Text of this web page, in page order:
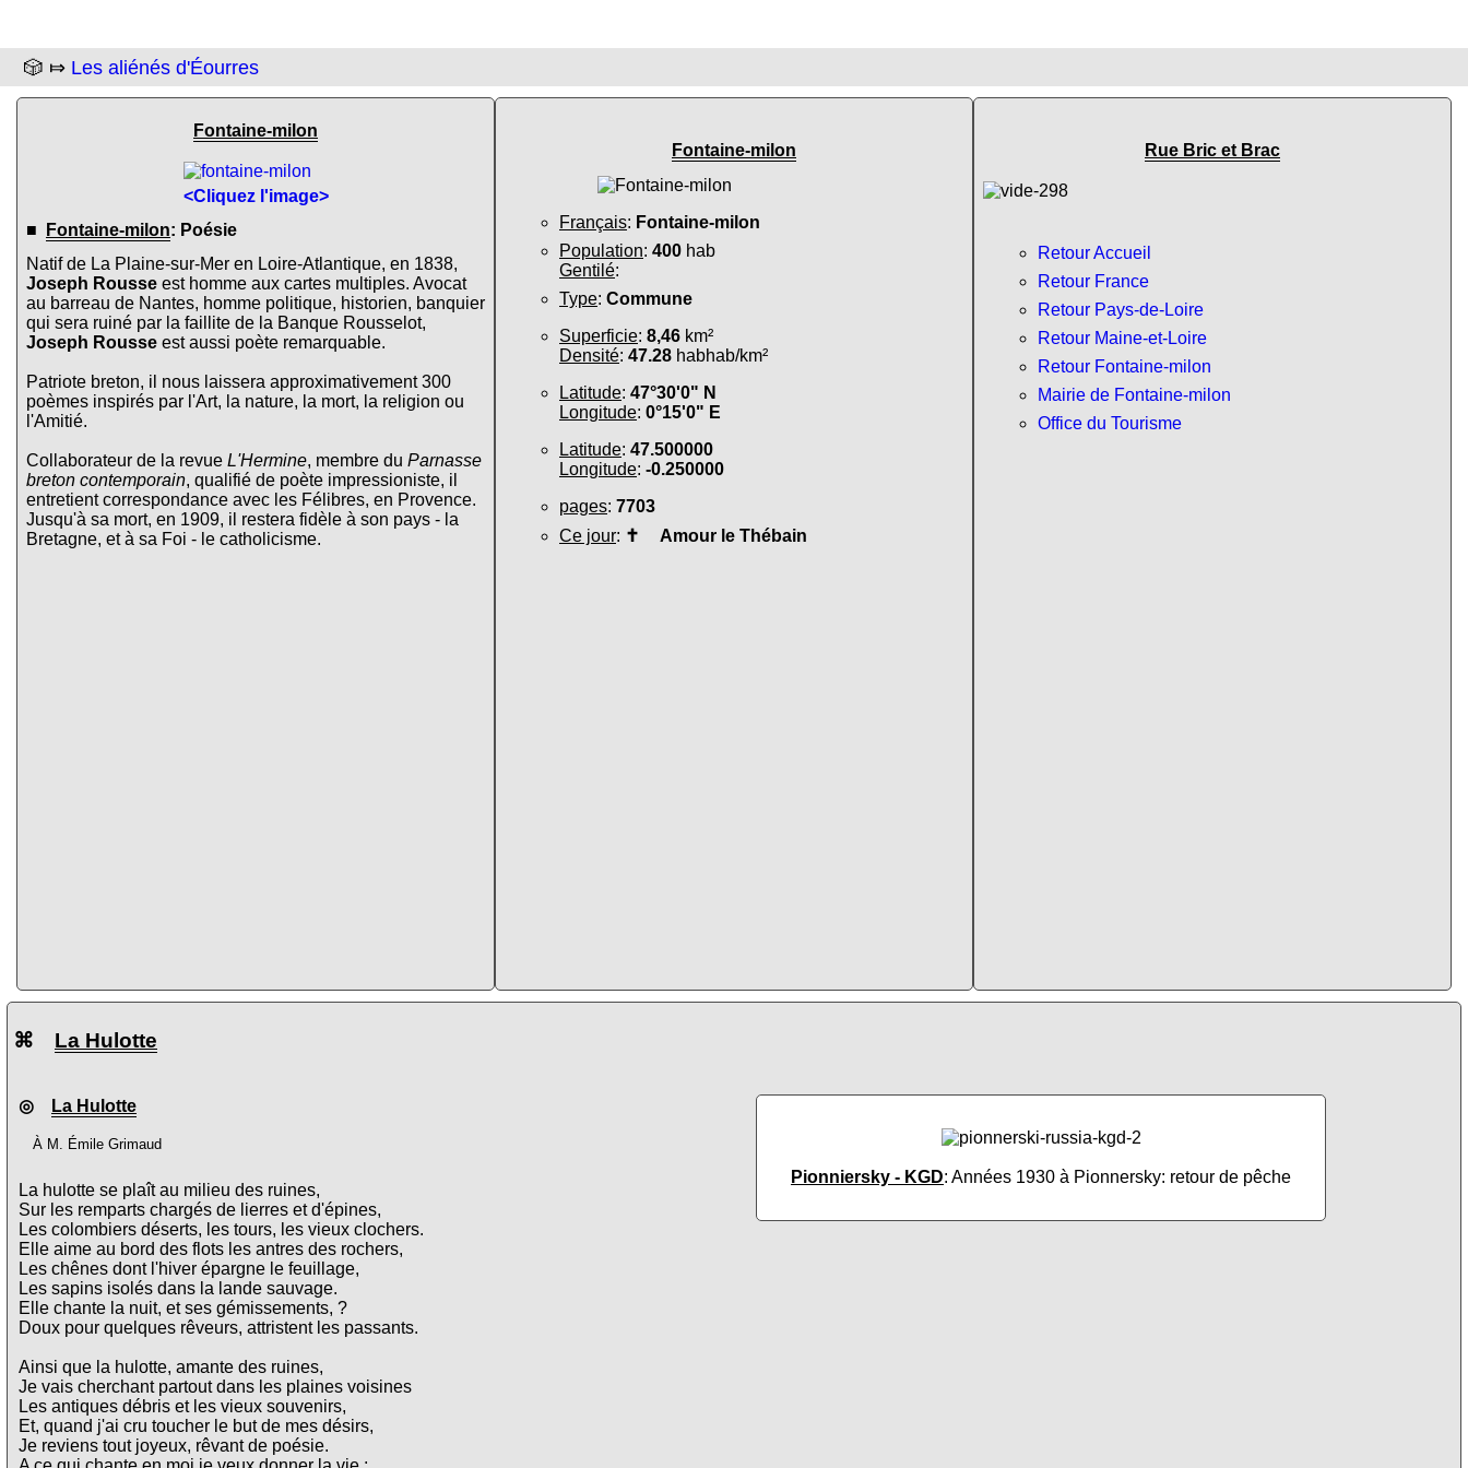
🎲 ⤇ Les aliénés d'Éourres
Fontaine-milon
<Cliquez l'image>
■
Fontaine-milon: Poésie
Natif de La Plaine-sur-Mer en Loire-Atlantique, en 1838,
Joseph Rousse est homme aux cartes multiples. Avocat
au barreau de Nantes, homme politique, historien, banquier
qui sera ruiné par la faillite de la Banque Rousselot,
Joseph Rousse est aussi poète remarquable.
Patriote breton, il nous laissera approximativement 300
poèmes inspirés par l'Art, la nature, la mort, la religion ou
l'Amitié.
Collaborateur de la revue L'Hermine, membre du Parnasse
breton contemporain, qualifié de poète impressioniste, il
entretient correspondance avec les Félibres, en Provence.
Jusqu'à sa mort, en 1909, il restera fidèle à son pays - la
Bretagne, et à sa Foi - le catholicisme.
Fontaine-milon
Français: Fontaine-milon
Population: 400 hab
Gentilé:
Type: Commune
Superficie: 8,46 km²
Densité: 47.28 habhab/km²
Latitude: 47°30'0" N
Longitude: 0°15'0" E
Latitude: 47.500000
Longitude: -0.250000
pages: 7703
Ce jour: ✝ Amour le Thébain
Rue Bric et Brac
Retour Accueil
Retour France
Retour Pays-de-Loire
Retour Maine-et-Loire
Retour Fontaine-milon
Mairie de Fontaine-milon
Office du Tourisme
⌘ La Hulotte
◎ La Hulotte
À M. Émile Grimaud
La hulotte se plaît au milieu des ruines,
Sur les remparts chargés de lierres et d'épines,
Les colombiers déserts, les tours, les vieux clochers.
Elle aime au bord des flots les antres des rochers,
Les chênes dont l'hiver épargne le feuillage,
Les sapins isolés dans la lande sauvage.
Elle chante la nuit, et ses gémissements, ?
Doux pour quelques rêveurs, attristent les passants.
Ainsi que la hulotte, amante des ruines,
Je vais cherchant partout dans les plaines voisines
Les antiques débris et les vieux souvenirs,
Et, quand j'ai cru toucher le but de mes désirs,
Je reviens tout joyeux, rêvant de poésie.
Pionniersky - KGD: Années 1930 à Pionnersky: retour de pêche